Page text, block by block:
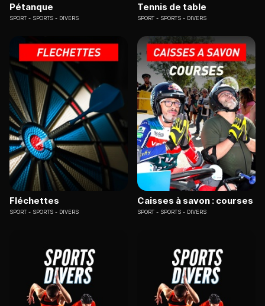
Pétanque
SPORT SPORTS - DIVERS
Tennis de table
SPORT SPORTS - DIVERS
Fléchettes
SPORT SPORTS - DIVERS
Caisses à savon : courses
SPORT SPORTS - DIVERS